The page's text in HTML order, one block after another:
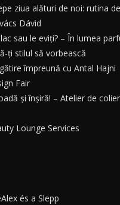
ziua alături de noi: rutina de
Dávid
sau le eviți? – În lumea
ți stilul să vorbească
împreună cu Antal Hajni
Fair
și înșiră! – Atelier de
Lounge Services
és a Slepp